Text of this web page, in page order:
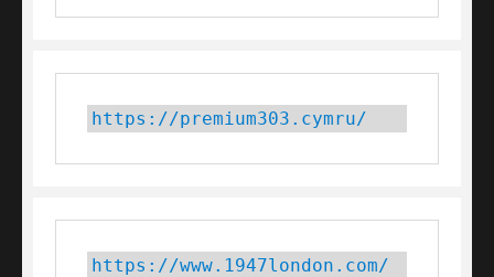
https://premium303.cymru/
https://www.1947london.com/